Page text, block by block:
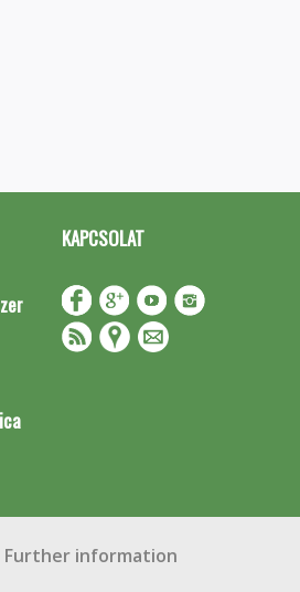
Further information
KAPCSOLAT
© 2020 BME Építőmérnöki Kar